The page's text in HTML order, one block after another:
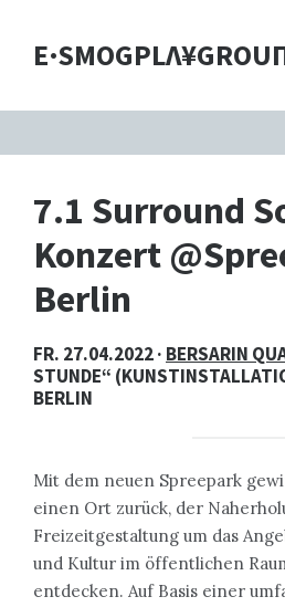
7.1 Surround
Konzert
Berlin
FR. 27.04.2022 · BERSARIN
STUNDE“
BERLIN
Mit dem neuen Spreepark
einen Ort zurück, der
Freizeitgestaltung um das
und Kultur im öffentlichen
entdecken. Auf Basis einer